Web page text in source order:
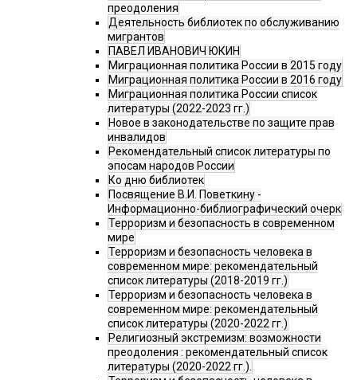
преодоления
Деятельность библиотек по обслуживанию
мигрантов
ПАВЕЛ ИВАНОВИЧ ЮКИН
Миграционная политика России в 2015 году
Миграционная политика России в 2016 году
Миграционная политика России список
литературы (2022-2023 гг.)
Новое в законодательстве по защите прав
инвалидов
Рекомендательный список литературы по
эпосам народов России
Ко дню библиотек
Посвящение В.И. Поветкину -
Информационно-библиографический очерк
Терроризм и безопасность в современном
мире
Терроризм и безопасность человека в
современном мире: рекомендательный
список литературы (2018-2019 гг.)
Терроризм и безопасность человека в
современном мире: рекомендательный
список литературы (2020-2022 гг.)
Религиозный экстремизм: возможности
преодоления : рекомендательный список
литературы (2020-2022 гг.).